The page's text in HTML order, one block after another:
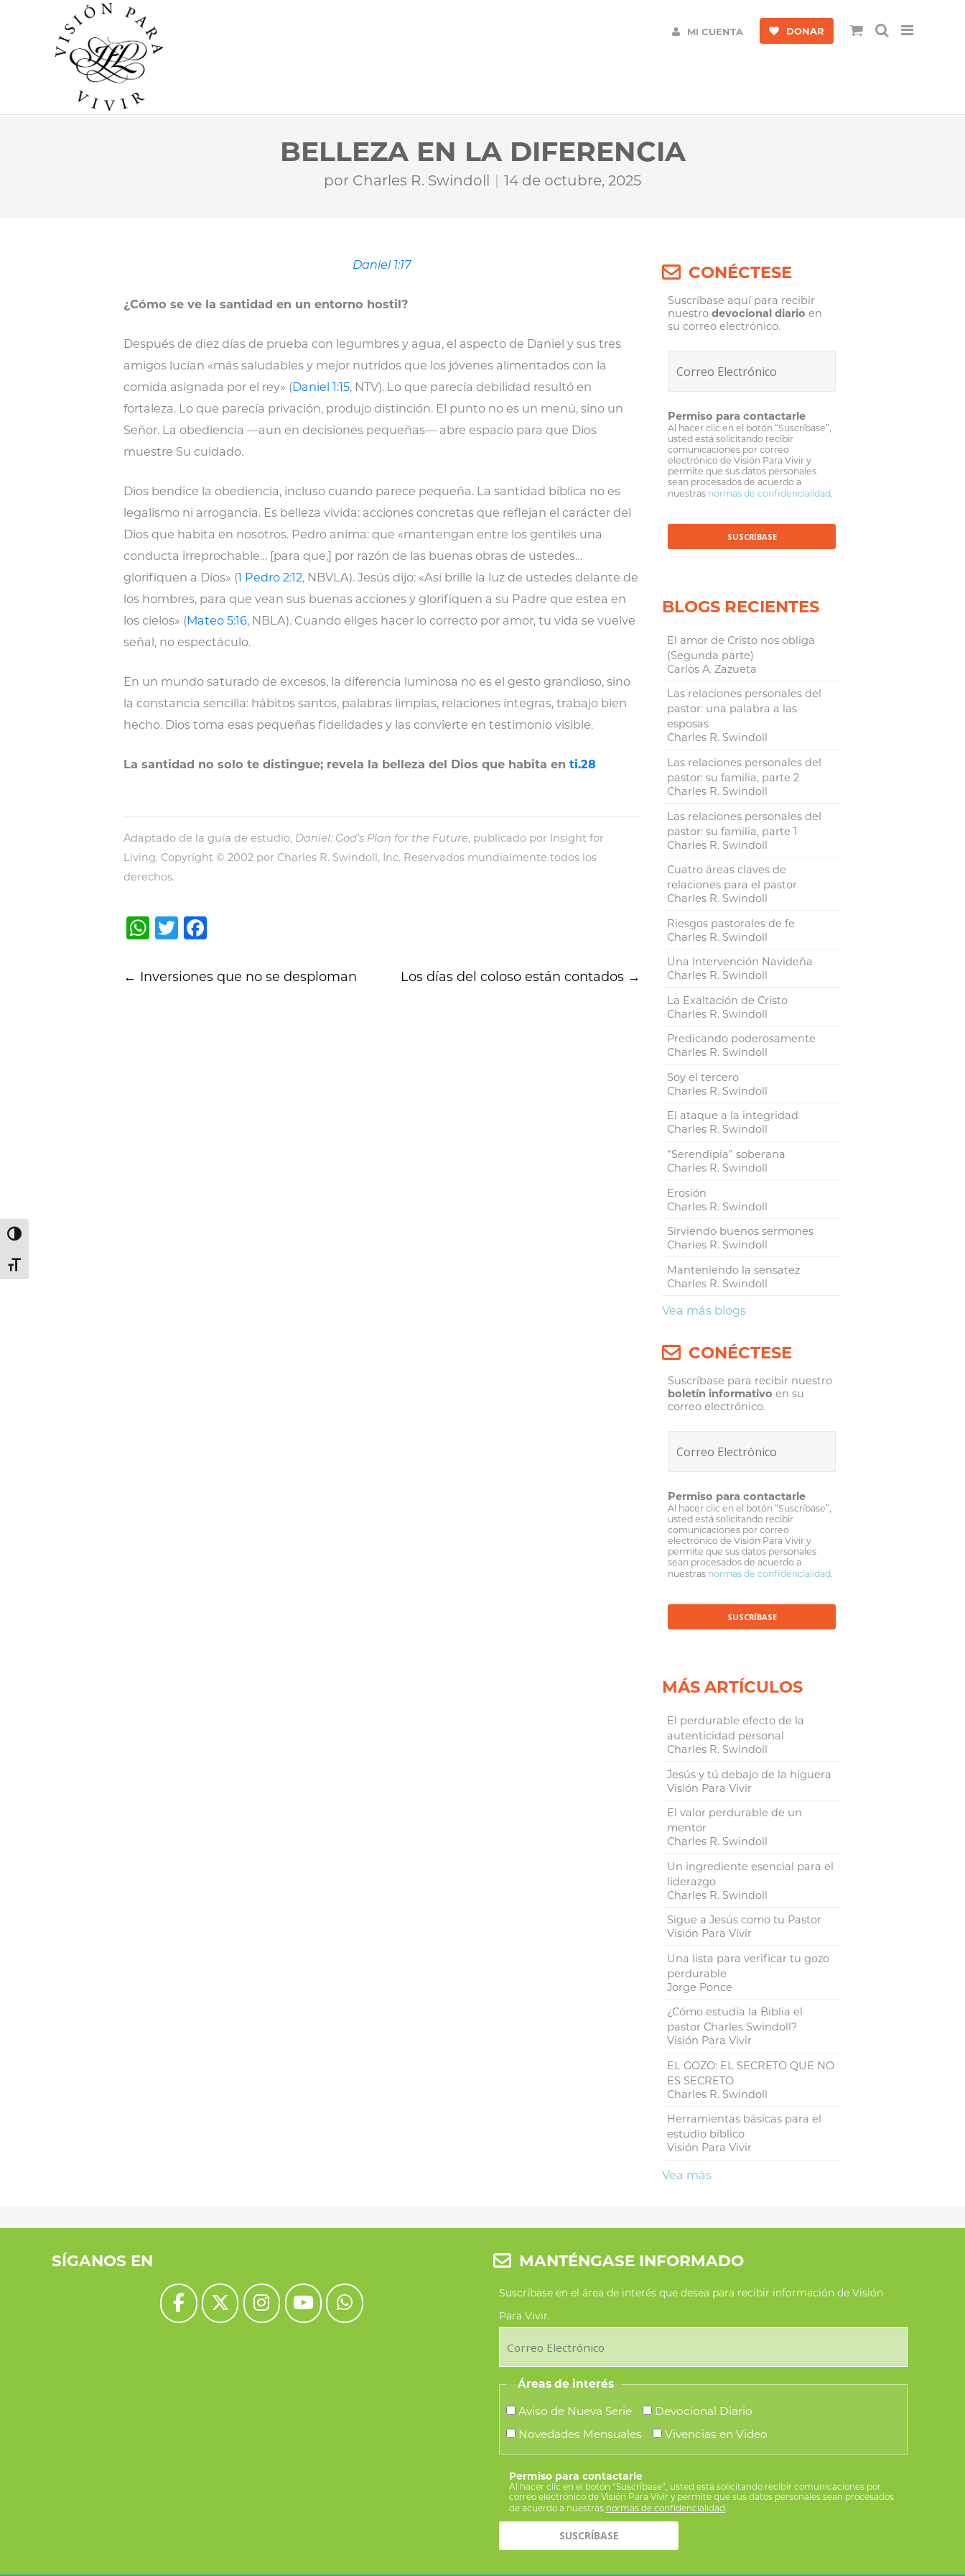
Alternar alto contraste
Alternar tamaño de letra
MI CUENTA DONAR
BELLEZA EN LA DIFERENCIA
por Charles R. Swindoll 14 de octubre, 2025
Daniel 1:17
¿Cómo se ve la santidad en un entorno hostil?
Después de diez días de prueba con legumbres y agua, el aspecto de Daniel y sus tres
amigos lucían «más saludables y mejor nutridos que los jóvenes alimentados con la
comida asignada por el rey» (Daniel 1:15, NTV). Lo que parecía debilidad resultó en
fortaleza. Lo que parecía privación, produjo distinción. El punto no es un menú, sino un
Señor. La obediencia —aun en decisiones pequeñas— abre espacio para que Dios
muestre Su cuidado.
Dios bendice la obediencia, incluso cuando parece pequeña. La santidad bíblica no es
legalismo ni arrogancia. Es belleza vivida: acciones concretas que reflejan el carácter del
Dios que habita en nosotros. Pedro anima: que «mantengan entre los gentiles una
conducta irreprochable… [para que,] por razón de las buenas obras de ustedes…
glorifiquen a Dios» (1 Pedro 2:12, NBVLA). Jesús dijo: «Así brille la luz de ustedes delante de
los hombres, para que vean sus buenas acciones y glorifiquen a su Padre que estea en
los cielos» (Mateo 5:16, NBLA). Cuando eliges hacer lo correcto por amor, tu vida se vuelve
señal, no espectáculo.
En un mundo saturado de excesos, la diferencia luminosa no es el gesto grandioso, sino
la constancia sencilla: hábitos santos, palabras limpias, relaciones íntegras, trabajo bien
hecho. Dios toma esas pequeñas fidelidades y las convierte en testimonio visible.
La santidad no solo te distingue; revela la belleza del Dios que habita en ti.28
Adaptado de la guía de estudio, Daniel: God’s Plan for the Future, publicado por Insight for
Living. Copyright © 2002 por Charles R. Swindoll, Inc. Reservados mundialmente todos los
derechos.
WhatsApp
Twitter
navigation
← Inversiones que no se desploman Los días del coloso están contados →
CONÉCTESE
Suscríbase aquí para recibir
nuestrodevocional diario en
su correo electrónico.
Permiso para contactarle
Al hacer clic en el botón “Suscríbase”,
usted está solicitando recibir
comunicaciones por correo
electrónico de Visión Para Vivir y
permite que sus datos personales
sean procesados de acuerdo a
nuestras normas de confidencialidad.
BLOGS RECIENTES
El amor de Cristo nos obliga
(Segunda parte)
Carlos A. Zazueta
Las relaciones personales del
pastor: una palabra a las
esposas
Charles R. Swindoll
Las relaciones personales del
pastor: su familia, parte 2
Charles R. Swindoll
Las relaciones personales del
pastor: su familia, parte 1
Charles R. Swindoll
Cuatro áreas claves de
relaciones para el pastor
Charles R. Swindoll
Riesgos pastorales de fe
Charles R. Swindoll
Una Intervención Navideña
Charles R. Swindoll
La Exaltación de Cristo
Charles R. Swindoll
Predicando poderosamente
Charles R. Swindoll
Soy el tercero
Charles R. Swindoll
El ataque a la integridad
Charles R. Swindoll
“Serendipia” soberana
Charles R. Swindoll
Erosión
Charles R. Swindoll
Sirviendo buenos sermones
Charles R. Swindoll
Manteniendo la sensatez
Charles R. Swindoll
Vea más blogs
CONÉCTESE
Suscríbase para recibir nuestro
boletín informativo en su
correo electrónico.
Permiso para contactarle
Al hacer clic en el botón “Suscríbase”,
usted está solicitando recibir
comunicaciones por correo
electrónico de Visión Para Vivir y
permite que sus datos personales
sean procesados de acuerdo a
nuestras normas de confidencialidad.
MÁS ARTÍCULOS
El perdurable efecto de la
autenticidad personal
Charles R. Swindoll
Jesús y tú debajo de la higuera
Visión Para Vivir
El valor perdurable de un
mentor
Charles R. Swindoll
Un ingrediente esencial para el
liderazgo
Charles R. Swindoll
Sigue a Jesús como tu Pastor
Visión Para Vivir
Una lista para verificar tu gozo
perdurable
Jorge Ponce
¿Cómo estudia la Biblia el
pastor Charles Swindoll?
Visión Para Vivir
EL GOZO: EL SECRETO QUE NO
ES SECRETO
Charles R. Swindoll
Herramientas básicas para el
estudio bíblico
Visión Para Vivir
Vea más
SÍGANOS EN MANTÉNGASE INFORMADO
Suscríbase en el área de interés que desea para recibir información de Visión
Para Vivir.
Áreas de interés
Aviso de Nueva Serie
Devocional Diario
Novedades Mensuales
Vivencias en Video
Permiso para contactarle
Al hacer clic en el botón “Suscríbase”, usted está solicitando recibir comunicaciones por
correo electrónico de Visión Para Vivir y permite que sus datos personales sean procesados
de acuerdo a nuestras normas de confidencialidad.